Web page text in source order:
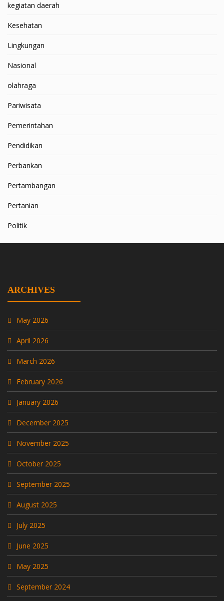
kegiatan daerah
Kesehatan
Lingkungan
Nasional
olahraga
Pariwisata
Pemerintahan
Pendidikan
Perbankan
Pertambangan
Pertanian
Politik
ARCHIVES
May 2026
April 2026
March 2026
February 2026
January 2026
December 2025
November 2025
October 2025
September 2025
August 2025
July 2025
June 2025
May 2025
September 2024